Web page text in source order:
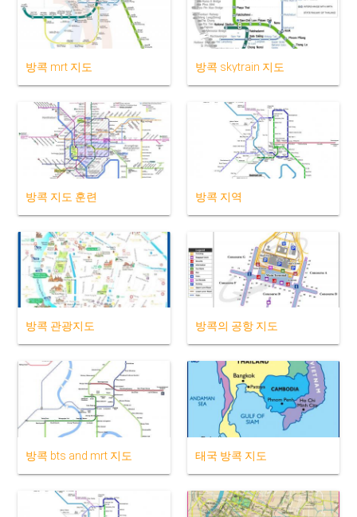
방콕 mrt 지도 방콕 skytrain 지도
방콕 지도 훈련 방콕 지역
방콕 관광지도 방콕의 공항 지도
방콕 bts and mrt 지도 태국 방콕 지도